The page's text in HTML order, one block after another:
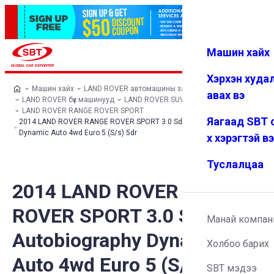
Дуртай Цэс
Машин хайх
Хэрхэн
авах вэ
Яагаад SBT
х хэрэгтэй
Туслалцаа
Манай
Холбоо барих
SBT мэдээ
Машин хайх
LAND ROVER автомашины загварууд
LAND ROVER бүх машинууд
LAND ROVER SUV
LAND ROVER RANGE ROVER SPORT
2014 LAND ROVER RANGE ROVER SPORT 3.0 Sd V6 Autobiography
Dynamic Auto 4wd Euro 5 (S/s) 5dr
2014 LAND ROVER RANGE
ROVER SPORT 3.0 Sd V6
Autobiography Dynamic
Auto 4wd Euro 5 (S/s) 5dr